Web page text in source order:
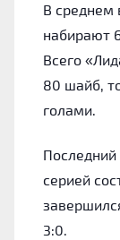
В среднем
набирают
Всего
80 шайб,
голами.
серией
3:0.